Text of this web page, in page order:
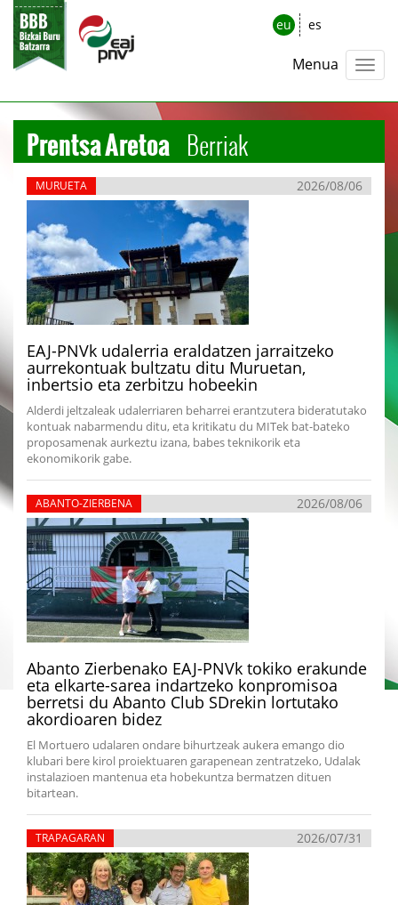
eu es
Menua
Prentsa Aretoa Berriak
MURUETA 2026/08/06
EAJ-PNVk udalerria eraldatzen jarraitzeko
aurrekontuak bultzatu ditu Muruetan,
inbertsio eta zerbitzu hobeekin
Alderdi jeltzaleak udalerriaren beharrei erantzutera bideratutako
kontuak nabarmendu ditu, eta kritikatu du MITek bat-bateko
proposamenak aurkeztu izana, babes teknikorik eta
ekonomikorik gabe.
ABANTO-ZIERBENA 2026/08/06
Abanto Zierbenako EAJ-PNVk tokiko erakunde
eta elkarte-sarea indartzeko konpromisoa
berretsi du Abanto Club SDrekin lortutako
akordioaren bidez
El Mortuero udalaren ondare bihurtzeak aukera emango dio
klubari bere kirol proiektuaren garapenean zentratzeko, Udalak
instalazioen mantenua eta hobekuntza bermatzen dituen
bitartean.
TRAPAGARAN 2026/07/31